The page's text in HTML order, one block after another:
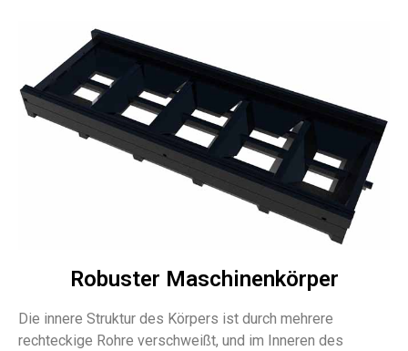
Robuster Maschinenkörper
Die innere Struktur des Körpers ist durch mehrere
rechteckige Rohre verschweißt, und im Inneren des